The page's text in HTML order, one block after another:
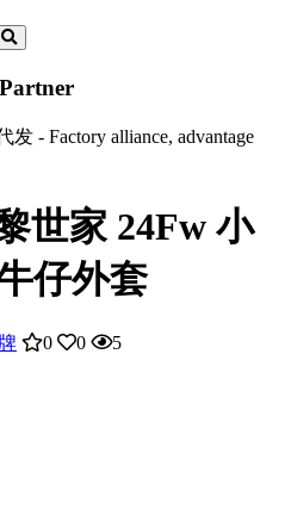
- Factory alliance, advantage
世家 24Fw 小
仔外套
0 0 5